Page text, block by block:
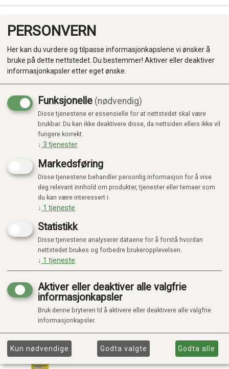
Produkter
Kategorier
PERSONVERN
Her kan du vurdere og tilpasse informasjonkapslene vi ønsker å
bruke på dette nettstedet. Du bestemmer! Aktiver eller deaktiver
informasjonkapsler etter eget ønske.
Funksjonelle (nødvendig)
Disse tjenestene er essensielle for at nettstedet skal være
brukbar. Du kan ikke deaktivere disse, da nettsiden ellers ikke vil
fungere korrekt.
↓ 3 tjenester
Markedsføring
Disse tjenestene behandler personlig informasjon for å vise
deg relevant innhold om produkter, tjenester eller temaer som
du kan være interessert i.
↓ 1 tjeneste
Statistikk
Disse tjenestene analyserer dataene for å forstå hvordan
nettstedet brukes og forbedre brukeropplevelsen.
↓ 1 tjeneste
Aktiver eller deaktiver alle valgfrie
informasjonkapsler
Bruk denne bryteren til å aktivere eller deaktivere alle valgfrie
informasjonkapsler.
Kun nødvendige Godta valgte Godta alle